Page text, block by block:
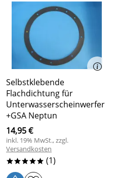
Selbstklebende
Flachdichtung für
Unterwasserscheinwerfer
+GSA Neptun
14,95 €
inkl. 19% MwSt., zzgl.
Versandkosten
***** (1)